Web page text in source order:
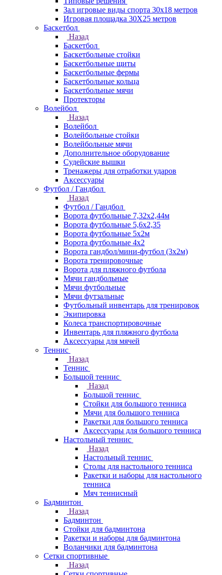
Зал игровые виды спорта 30x18 метров
Игровая площадка 30Х25 метров
Баскетбол
Назад
Баскетбол
Баскетбольные стойки
Баскетбольные щиты
Баскетбольные фермы
Баскетбольные кольца
Баскетбольные мячи
Протекторы
Волейбол
Назад
Волейбол
Волейбольные стойки
Волейбольные мячи
Дополнительное оборудование
Судейские вышки
Тренажеры для отработки ударов
Аксессуары
Футбол / Гандбол
Назад
Футбол / Гандбол
Ворота футбольные 7,32х2,44м
Ворота футбольные 5,6х2,35
Ворота футбольные 5х2м
Ворота футбольные 4х2
Ворота гандбол/мини-футбол (3х2м)
Ворота тренировочные
Ворота для пляжного футбола
Мячи гандбольные
Мячи футбольные
Мячи футзальные
Футбольный инвентарь для тренировок
Экипировка
Колеса транспортировочные
Инвентарь для пляжного футбола
Аксессуары для мячей
Теннис
Назад
Теннис
Большой теннис
Назад
Большой теннис
Стойки для большого тенниса
Мячи для большого тенниса
Ракетки для большого тенниса
Аксессуары для большого тенниса
Настольный теннис
Назад
Настольный теннис
Столы для настольного тенниса
Ракетки и наборы для настольного
тенниса
Мяч теннисный
Бадминтон
Назад
Бадминтон
Стойки для бадминтона
Ракетки и наборы для бадминтона
Воланчики для бадминтона
Сетки спортивные
Назад